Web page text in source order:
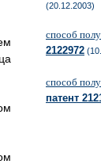
(20.12.2003)
способ
2122972
способ
патент